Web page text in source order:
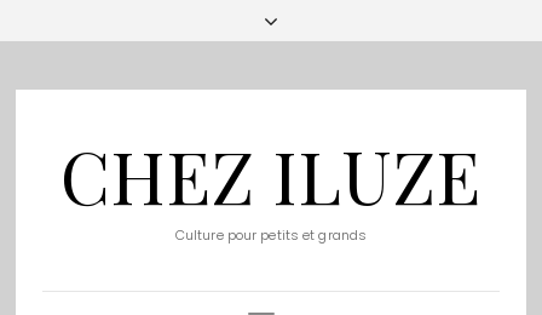
CHEZ ILUZE
Culture pour petits et grands